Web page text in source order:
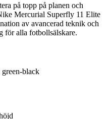
på topp på planen och
Mercurial Superfly 11 Elite
av avancerad teknik och
för alla fotbollsälskare.
black